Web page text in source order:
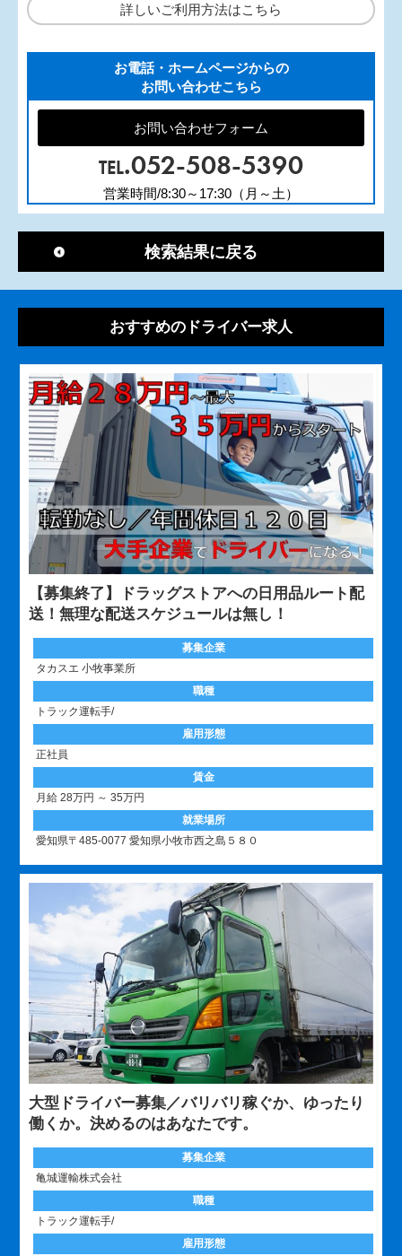
詳しいご利用方法はこちら
お電話・ホームページからの
お問い合わせこちら
お問い合わせフォーム
TEL.052-508-5390
営業時間/8:30～17:30（月～土）
検索結果に戻る
おすすめのドライバー求人
【募集終了】ドラッグストアへの日用品ルート配
送！無理な配送スケジュールは無し！
募集企業
タカスエ 小牧事業所
職種
トラック運転手/
雇用形態
正社員
賃金
月給 28万円 ～ 35万円
就業場所
愛知県〒485-0077 愛知県小牧市西之島５８０
大型ドライバー募集／バリバリ稼ぐか、ゆったり
働くか。決めるのはあなたです。
募集企業
亀城運輸株式会社
職種
トラック運転手/
雇用形態